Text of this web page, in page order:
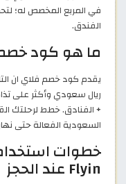
الفندق.
ما هو كود خصم
يقدم كود خصم فلاي ان
ريال سعودي وأكثر على
+ الفنادق. خطط لرحلتك
السعودية الفعالة حتى نهاية
خطوات
Flyin عند الحجز